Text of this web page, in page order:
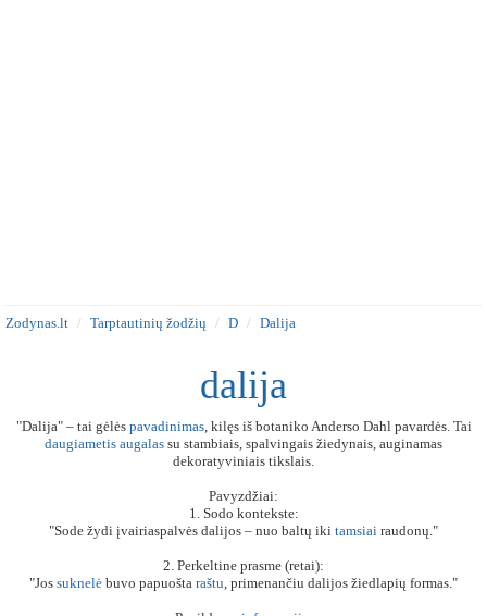
Zodynas.lt Tarptautinių žodžių D Dalija
dalija
"Dalija" – tai gėlės pavadinimas, kilęs iš botaniko Anderso Dahl pavardės. Tai
daugiametis augalas su stambiais, spalvingais žiedynais, auginamas
dekoratyviniais tikslais.
Pavyzdžiai:
1. Sodo kontekste:
"Sode žydi įvairiaspalvės dalijos – nuo baltų iki tamsiai raudonų."
2. Perkeltine prasme (retai):
"Jos suknelė buvo papuošta raštu, primenančiu dalijos žiedlapių formas."